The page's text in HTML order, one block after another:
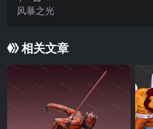
风暴之光
相关文章